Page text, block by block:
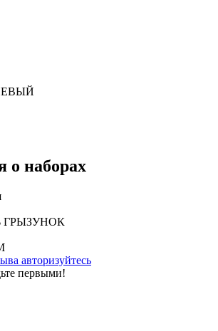
наборах
ГРЫЗУНОК
авторизуйтесь
первыми!